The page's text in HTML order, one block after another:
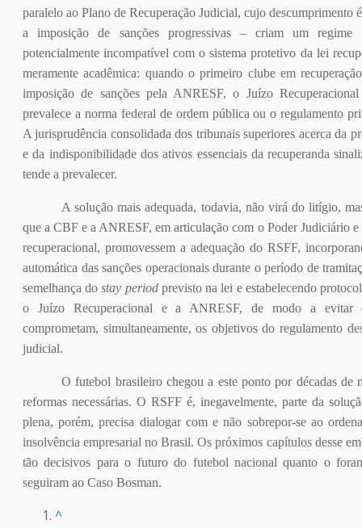
paralelo ao Plano de Recuperação Judicial, cujo descumprimento
a imposição de sanções progressivas – criam um regime
potencialmente incompatível com o sistema protetivo da lei
meramente acadêmica: quando o primeiro clube em
imposição de sanções pela ANRESF, o Juízo
prevalece a norma federal de ordem pública ou o regulamento
A jurisprudência consolidada dos tribunais superiores acerca da
e da indisponibilidade dos ativos essenciais da recuperanda
tende a prevalecer.
A solução mais adequada, todavia, não virá do litígio,
que a CBF e a ANRESF, em articulação com o Poder Judiciário
recuperacional, promovessem a adequação do RSFF,
automática das sanções operacionais durante o período de
semelhança dostay periodprevisto na lei e estabelecendo
o Juízo Recuperacional e a ANRESF, de modo a evitar
comprometam, simultaneamente, os objetivos do regulamento
judicial.
O futebol brasileiro chegou a este ponto por décadas de
reformas necessárias. O RSFF é, inegavelmente, parte da
plena, porém, precisa dialogar com e não sobrepor-se ao
insolvência empresarial no Brasil. Os próximos capítulos desse
tão decisivos para o futuro do futebol nacional quanto o
seguiram ao Caso Bosman.
^